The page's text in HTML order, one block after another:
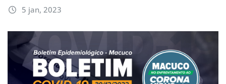
5 jan, 2023